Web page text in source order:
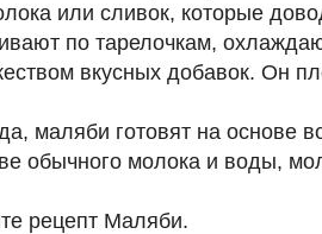
или сливок, которые
по тарелочкам,
вкусных добавок. Он
маляби готовят на основе
обычного молока и воды,
рецепт Маляби.